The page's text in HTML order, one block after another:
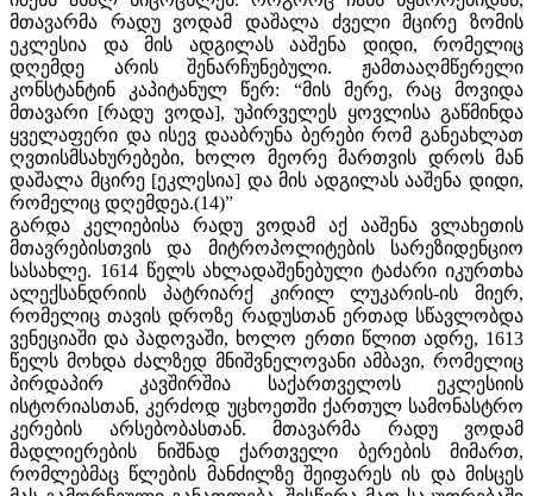
მთავარმა რადუ ვოდამ დაშალა ძველი მცირე ზომის
ეკლესია და მის ადგილას ააშენა დიდი, რომელიც
დღემდე არის შენარჩუნებული. ჟამთააღმწერელი
კონსტანტინ კაპიტანულ წერ: “მის მერე, რაც მოვიდა
მთავარი [რადუ ვოდა], უპირველეს ყოვლისა გაწმინდა
ყველაფერი და ისევ დააბრუნა ბერები რომ განეახლათ
ღვთისმსახურებები, ხოლო მეორე მართვის დროს მან
დაშალა მცირე [ეკლესია] და მის ადგილას ააშენა დიდი,
რომელიც დღემდეა.(14)”
გარდა კელიებისა რადუ ვოდამ აქ ააშენა ვლახეთის
მთავრებისთვის და მიტროპოლიტების სარეზიდენციო
სასახლე. 1614 წელს ახლადაშენებული ტაძარი იკურთხა
ალექსანდრიის პატრიარქ კირილ ლუკარის-ის მიერ,
რომელიც თავის დროზე რადუსთან ერთად სწავლობდა
ვენეციაში და პადოვაში, ხოლო ერთი წლით ადრე, 1613
წელს მოხდა ძალზედ მნიშვნელოვანი ამბავი, რომელიც
პირდაპირ კავშირშია საქართველოს ეკლესიის
ისტორიასთან, კერძოდ უცხოეთში ქართულ სამონასტრო
კერების არსებობასთან. მთავარმა რადუ ვოდამ
მადლიერების ნიშნად ქართველი ბერების მიმართ,
რომლებმაც წლების მანძილზე შეიფარეს ის და მისცეს